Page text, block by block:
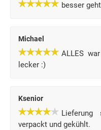
besser
Michael
ALLES
lecker :)
Ksenior
Lieferung
verpackt und gekühlt.